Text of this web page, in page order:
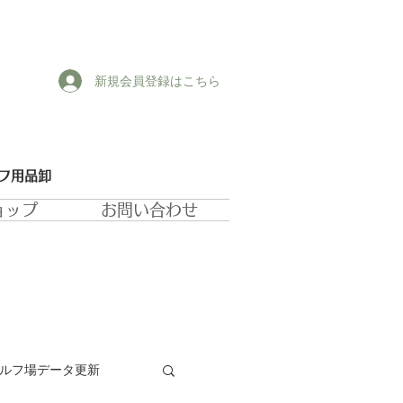
新規会員登録はこちら
用品卸
ップ お問い合わせ
フ場データ更新